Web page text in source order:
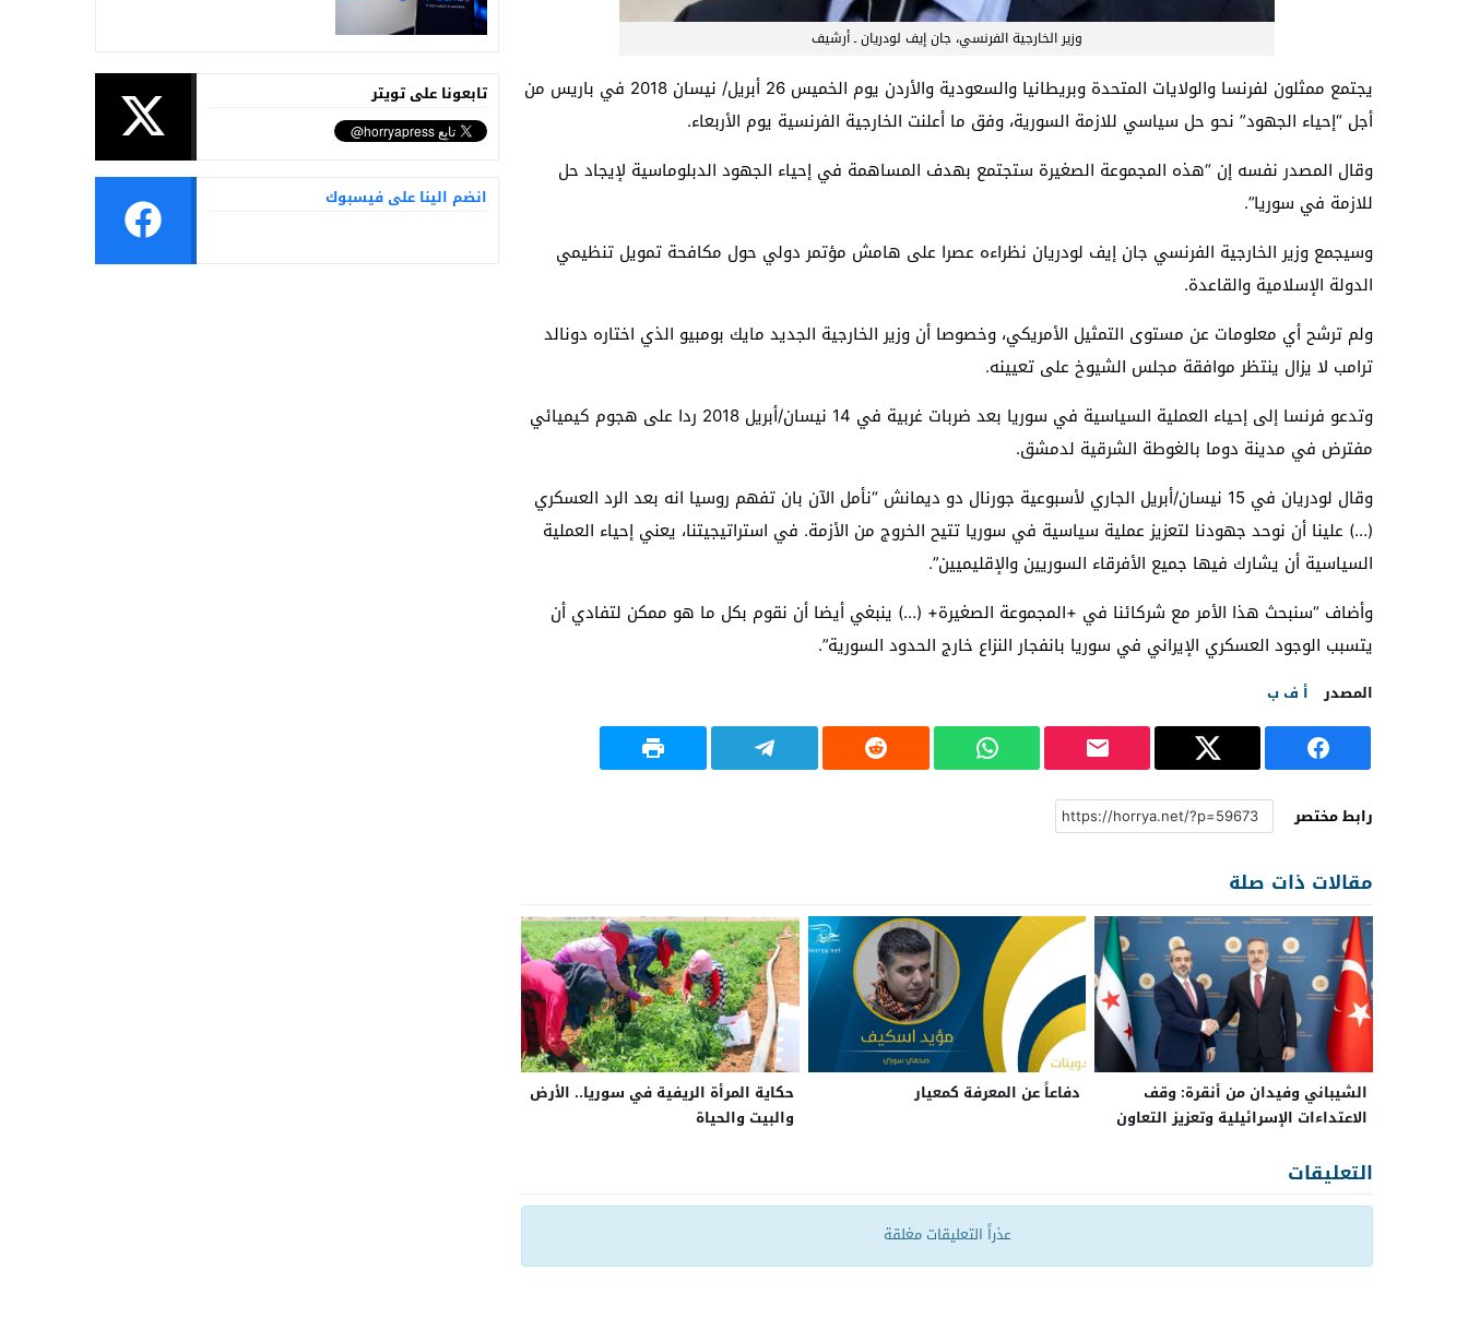
وزير الخارجية الفرنسي، جان إيف لودريان ـ أرشيف
يجتمع ممثلون لفرنسا والولايات المتحدة وبريطانيا والسعودية والأردن يوم الخميس 26 أبريل/ نيسان 2018 في باريس من
أجل “إحياء الجهود” نحو حل سياسي للازمة السورية، وفق ما أعلنت الخارجية الفرنسية يوم الأربعاء.
وقال المصدر نفسه إن “هذه المجموعة الصغيرة ستجتمع بهدف المساهمة في إحياء الجهود الدبلوماسية لإيجاد حل
للازمة في سوريا”.
وسيجمع وزير الخارجية الفرنسي جان إيف لودريان نظراءه عصرا على هامش مؤتمر دولي حول مكافحة تمويل تنظيمي
الدولة الإسلامية والقاعدة.
ولم ترشح أي معلومات عن مستوى التمثيل الأمريكي، وخصوصا أن وزير الخارجية الجديد مايك بومبيو الذي اختاره دونالد
ترامب لا يزال ينتظر موافقة مجلس الشيوخ على تعيينه.
وتدعو فرنسا إلى إحياء العملية السياسية في سوريا بعد ضربات غربية في 14 نيسان/أبريل 2018 ردا على هجوم كيميائي
مفترض في مدينة دوما بالغوطة الشرقية لدمشق.
وقال لودريان في 15 نيسان/أبريل الجاري لأسبوعية جورنال دو ديمانش “نأمل الآن بان تفهم روسيا انه بعد الرد العسكري
(…) علينا أن نوحد جهودنا لتعزيز عملية سياسية في سوريا تتيح الخروج من الأزمة. في استراتيجيتنا، يعني إحياء العملية
السياسية أن يشارك فيها جميع الأفرقاء السوريين والإقليميين”.
وأضاف “سنبحث هذا الأمر مع شركائنا في +المجموعة الصغيرة+ (…) ينبغي أيضا أن نقوم بكل ما هو ممكن لتفادي أن
يتسبب الوجود العسكري الإيراني في سوريا بانفجار النزاع خارج الحدود السورية”.
المصدر أ ف ب
رابط مختصر
مقالات ذات صلة
الشيباني وفيدان من أنقرة: وقف
الاعتداءات الإسرائيلية وتعزيز التعاون
دفاعاً عن المعرفة كمعيار
حكاية المرأة الريفية في سوريا.. الأرض
والبيت والحياة
التعليقات
عذراً التعليقات مغلقة
انضم الينا على فيسبوك
تابعونا على تويتر